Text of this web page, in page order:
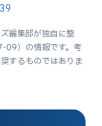
編集部が独自に整
09）の情報です。考
するものではありま